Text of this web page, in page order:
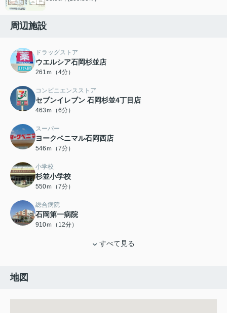
周辺施設
ドラッグストア
ウエルシア石岡杉並店
261ｍ（4分）
コンビニエンスストア
セブンイレブン 石岡杉並4丁目店
463ｍ（6分）
スーパー
ヨークベニマル石岡西店
546ｍ（7分）
小学校
杉並小学校
550ｍ（7分）
総合病院
石岡第一病院
910ｍ（12分）
すべて見る
地図